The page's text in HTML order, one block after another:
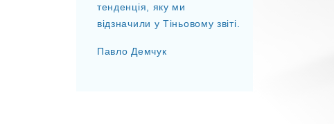
тенденція, яку ми
відзначили у Тіньовому звіті.
Павло Демчук